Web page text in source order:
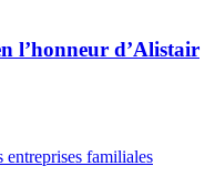
l’honneur d’Alistair